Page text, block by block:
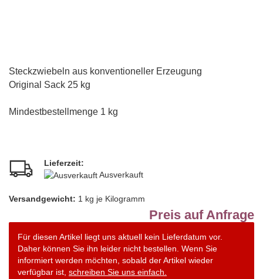
Steckzwiebeln aus konventioneller Erzeugung
Original Sack 25 kg
Mindestbestellmenge 1 kg
Lieferzeit:
Ausverkauft
Versandgewicht: 1 kg je Kilogramm
Preis auf Anfrage
Für diesen Artikel liegt uns aktuell kein Lieferdatum vor.
Daher können Sie ihn leider nicht bestellen. Wenn Sie
informiert werden möchten, sobald der Artikel wieder
verfügbar ist, schreiben Sie uns einfach.